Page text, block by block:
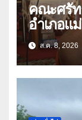
คณะศรัท
อำเภอแ
แก๊งคอล
ว่า 66 บั
ส.ค. 8, 2026